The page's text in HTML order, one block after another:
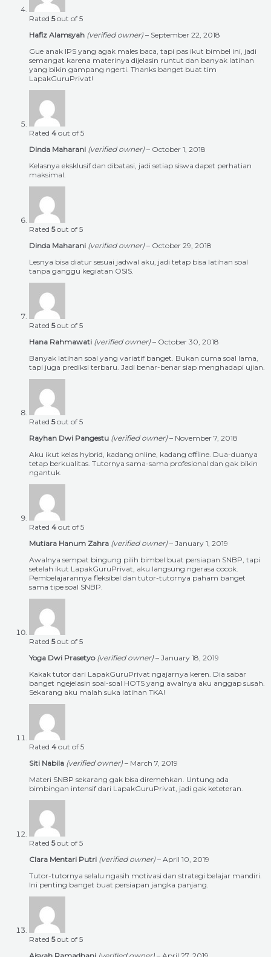
Rated 5out of 5
Hafiz Alamsyah (verified owner) – September 22, 2018
Gue anak IPS yang agak males baca, tapi pas ikut bimbel ini, jadi
semangat karena materinya dijelasin runtut dan banyak latihan
yang bikin gampang ngerti. Thanks banget buat tim
LapakGuruPrivat!
Rated 4 out of 5
Dinda Maharani (verified owner) – October 1, 2018
Kelasnya eksklusif dan dibatasi, jadi setiap siswa dapet perhatian
maksimal.
Rated 5out of 5
Dinda Maharani (verified owner) – October 29, 2018
Lesnya bisa diatur sesuai jadwal aku, jadi tetap bisa latihan soal
tanpa ganggu kegiatan OSIS.
Rated 5out of 5
Hana Rahmawati (verified owner) – October 30, 2018
Banyak latihan soal yang variatif banget. Bukan cuma soal lama,
tapi juga prediksi terbaru. Jadi benar-benar siap menghadapi ujian.
Rated 5out of 5
Rayhan Dwi Pangestu (verified owner) – November 7, 2018
Aku ikut kelas hybrid, kadang online, kadang offline. Dua-duanya
tetap berkualitas. Tutornya sama-sama profesional dan gak bikin
ngantuk.
Rated 4 out of 5
Mutiara Hanum Zahra (verified owner) – January 1, 2019
Awalnya sempat bingung pilih bimbel buat persiapan SNBP, tapi
setelah ikut LapakGuruPrivat, aku langsung ngerasa cocok.
Pembelajarannya fleksibel dan tutor-tutornya paham banget
sama tipe soal SNBP.
Rated 5out of 5
Yoga Dwi Prasetyo (verified owner) – January 18, 2019
Kakak tutor dari LapakGuruPrivat ngajarnya keren. Dia sabar
banget ngejelasin soal-soal HOTS yang awalnya aku anggap susah.
Sekarang aku malah suka latihan TKA!
Rated 4 out of 5
Siti Nabila (verified owner) – March 7, 2019
Materi SNBP sekarang gak bisa diremehkan. Untung ada
bimbingan intensif dari LapakGuruPrivat, jadi gak keteteran.
Rated 5out of 5
Clara Mentari Putri (verified owner) – April 10, 2019
Tutor-tutornya selalu ngasih motivasi dan strategi belajar mandiri.
Ini penting banget buat persiapan jangka panjang.
Rated 5out of 5